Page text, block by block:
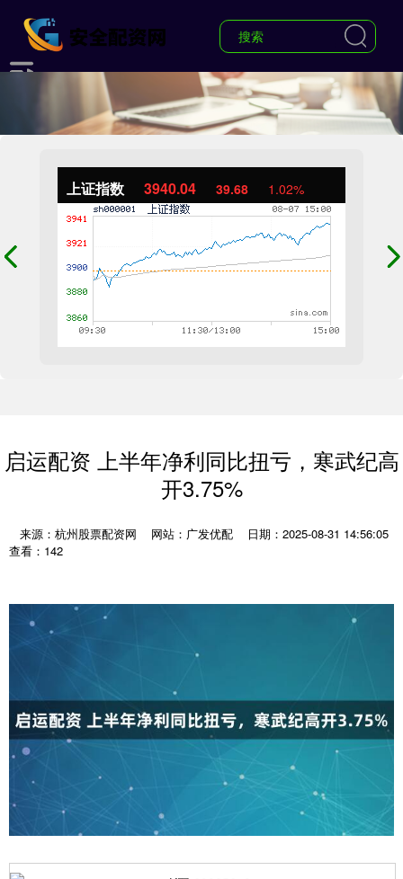
上证指数 3940.04 39.68 1.02%
启运配资 上半年净利同比扭亏，寒武纪高
开3.75%
来源：杭州股票配资网 网站：广发优配
日期：2025-08-31 14:56:05
查看：142